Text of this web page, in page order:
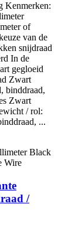
Kenmerken:
of
van de
snijdraad
In de
gegloeid
Zwart
binddraad,
Zwart
/ rol:
...
/